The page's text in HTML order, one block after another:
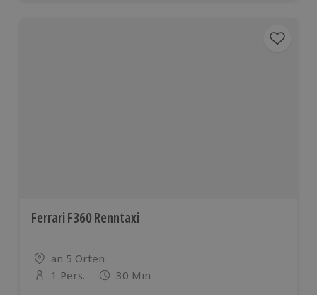
Ferrari F360 Renntaxi
Standort
an 5 Orten
Anzahl der Teilnehmer
1 Pers. 30 Min